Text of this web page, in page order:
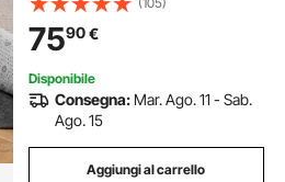
Protezione per Pavimenti in Legno
per Tutti i Pavimenti, Finiture
7590€
Disponibile
Consegna: Mar. Ago. 11 - Sab.
Ago. 15
Aggiungi al carrello